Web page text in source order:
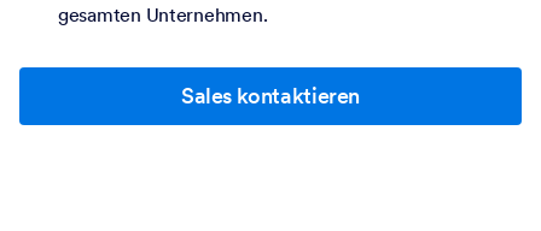
gesamten Unternehmen.
Sales kontaktieren